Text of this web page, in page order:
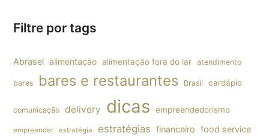
Filtre por tags
Abrasel alimentação alimentação fora do lar atendimento
bares bares e restaurantes Brasil cardápio
comunicação delivery dicas empreendedorismo
empreender estratégia estratégias financeiro food service